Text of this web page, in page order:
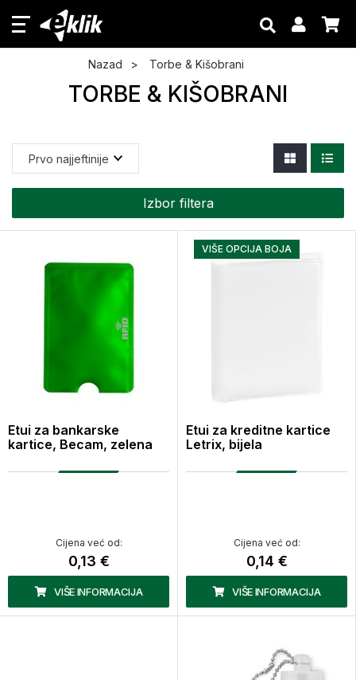
Nazad Torbe & Kišobrani
TORBE & KIŠOBRANI
Izbor filtera
Etui za bankarske
kartice, Becam, zelena
Cijena već od:
0,13 €
VIŠE INFORMACIJA
VIŠE OPCIJA BOJA
Etui za kreditne kartice
Letrix, bijela
Cijena već od:
0,14 €
VIŠE INFORMACIJA